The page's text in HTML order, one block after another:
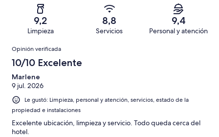
opiniones
opiniones
1054
9,2
Limpieza
8,8
Servicios
9,4
Personal y atención
Opiniones
Opinión verificada
10/10 Excelente
Marlene
9 jul. 2026
Le gustó: Limpieza, personal y atención, servicios, estado de la
propiedad e instalaciones
Excelente ubicación, limpieza y servicio. Todo queda cerca del
hotel.